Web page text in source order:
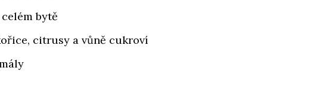
bytě
citrusy a vůně cukroví